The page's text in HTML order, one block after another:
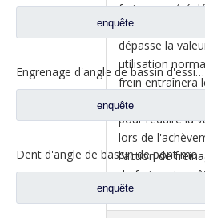
enquête
Engrenage d'angle de bassin d'essieu arrière pour pièces de rechange de camion Sinotruk Steyr 199012320177
enquête
Dent d'angle de bassin de pont moyen pour pièces de rechange
enquête
freinage
différents
dépasse la
utilisation
frein entraînera
d'embrayage
pour réduire la
lors de
l'action de
du frein puisse
bon gamme.